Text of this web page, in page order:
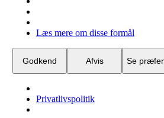
Funktionsdygtig
Præferencer
Statistikker
Statistikker
Læs mere om disse formål
Godkend Afvis Se
Privatlivspolitik